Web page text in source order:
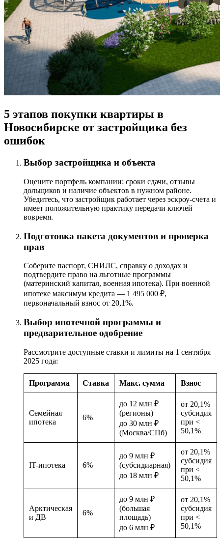
5 этапов покупки квартиры в
Новосибирске от застройщика без
ошибок
Выбор застройщика и объекта
Оцените портфель компании: сроки сдачи, отзывы
дольщиков и наличие объектов в нужном районе.
Убедитесь, что застройщик работает через эскроу-счета и
имеет положительную практику передачи ключей
вовремя.
Подготовка пакета документов и проверка
прав
Соберите паспорт, СНИЛС, справку о доходах и
подтвердите право на льготные программы
(материнский капитал, военная ипотека). При военной
ипотеке максимум кредита — 1 495 000 ₽,
первоначальный взнос от 20,1%.
Выбор ипотечной программы и
предварительное одобрение
Рассмотрите доступные ставки и лимиты на 1 сентября
2025 года:
Программа Ставка Макс. сумма Взнос
Семейная
ипотека
6%
до 12 млн ₽
(регионы)
до 30 млн ₽
(Москва/СПб)
от 20,1%
субсидия
при <
50,1%
IT-ипотека 6%
до 9 млн ₽
(субсидиарная)
до 18 млн ₽
от 20,1%
субсидия
при <
50,1%
Арктическая
и ДВ
6%
до 9 млн ₽
(большая
площадь)
до 6 млн ₽
от 20,1%
субсидия
при <
50,1%